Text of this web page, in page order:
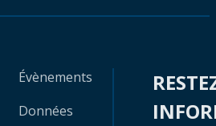
Évènements
Données